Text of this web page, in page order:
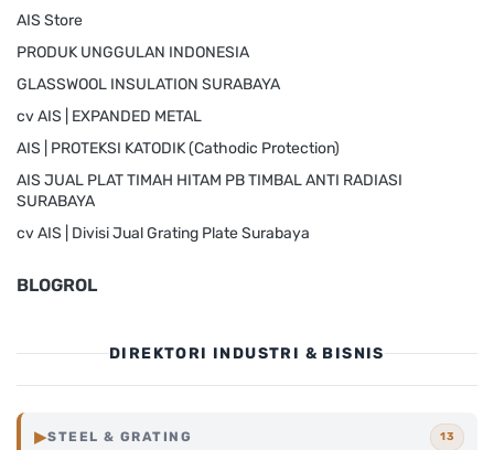
AIS Store
PRODUK UNGGULAN INDONESIA
GLASSWOOL INSULATION SURABAYA
cv AIS | EXPANDED METAL
AIS | PROTEKSI KATODIK (Cathodic Protection)
AIS JUAL PLAT TIMAH HITAM PB TIMBAL ANTI RADIASI
SURABAYA
cv AIS | Divisi Jual Grating Plate Surabaya
BLOGROL
DIREKTORI INDUSTRI & BISNIS
▶STEEL & GRATING 13